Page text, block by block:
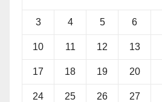
3 4 5 6
10 11 12 13
17 18 19 20
24 25 26 27